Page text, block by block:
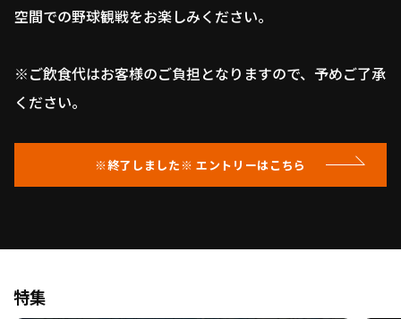
空間での野球観戦をお楽しみください。
※ご飲食代はお客様のご負担となりますので、予めご了承
ください。
※終了しました※ エントリーはこちら
特集